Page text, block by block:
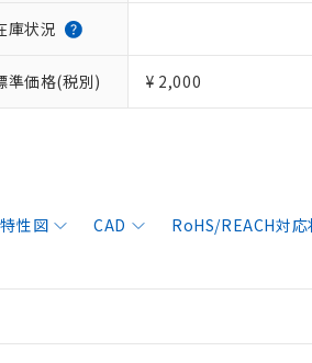
庫状況
準価格(税別) ¥ 2,000
特性図 CAD RoHS/REACH対応